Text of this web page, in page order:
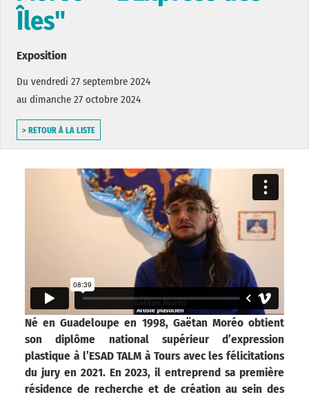
Îles"
Exposition
Du vendredi 27 septembre 2024
au dimanche 27 octobre 2024
> RETOUR À LA LISTE
Né en Guadeloupe en 1998, Gaëtan Moréo obtient
son diplôme national supérieur d’expression
plastique à l’ESAD TALM à Tours avec les félicitations
du jury en 2021. En 2023, il entreprend sa première
résidence de recherche et de création au sein des